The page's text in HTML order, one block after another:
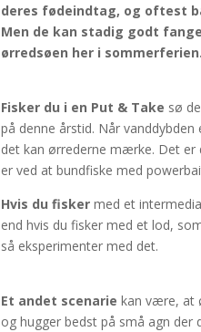
deres fødeindtag, og oftest
Men de kan stadig godt
ørredsøen her i sommerferien.
Fisker du i en Put & Take sø
på denne årstid. Når
det kan ørrederne mærke. Det er
er ved at bundfiske med
Hvis du fisker med et
end hvis du fisker med et lod,
så eksperimenter med det.
Et andet scenarie kan være, at
og hugger bedst på små agn der